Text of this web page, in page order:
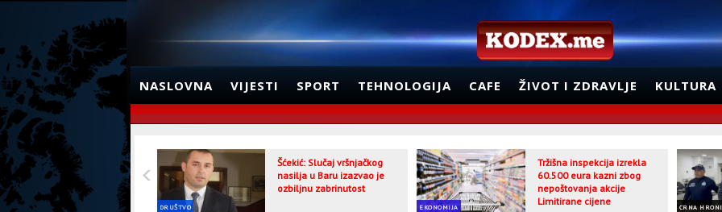
NASLOVNA VIJESTI SPORT TEHNOLOGIJA CAFE ŽIVOT I ZDRAVLJE KULTURA
DRUŠTVO
Šćekić: Slučaj vršnjačkog
nasilja u Baru izazvao je
ozbiljnu zabrinutost
EKONOMIJA
Tržišna inspekcija izrekla
60.500 eura kazni zbog
nepoštovanja akcije
Limitirane cijene
CRNA